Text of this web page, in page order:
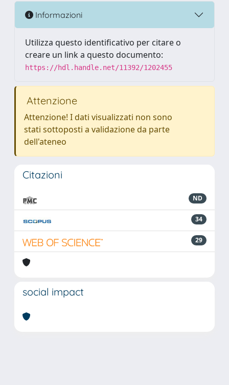
Informazioni
Utilizza questo identificativo per citare o
creare un link a questo documento:
https://hdl.handle.net/11392/1202455
Attenzione
Attenzione! I dati visualizzati non sono
stati sottoposti a validazione da parte
dell'ateneo
Citazioni
ND
34
29
social impact